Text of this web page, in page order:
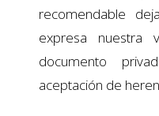
recomendable
expresa nuestra
documento
aceptación de